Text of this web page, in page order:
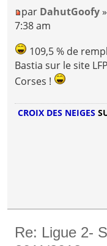
par DahutGoofy
7:38 am
109,5 % de
Bastia sur le site
Corses !
CROIX DES NEIGES
Re: Ligue 2-